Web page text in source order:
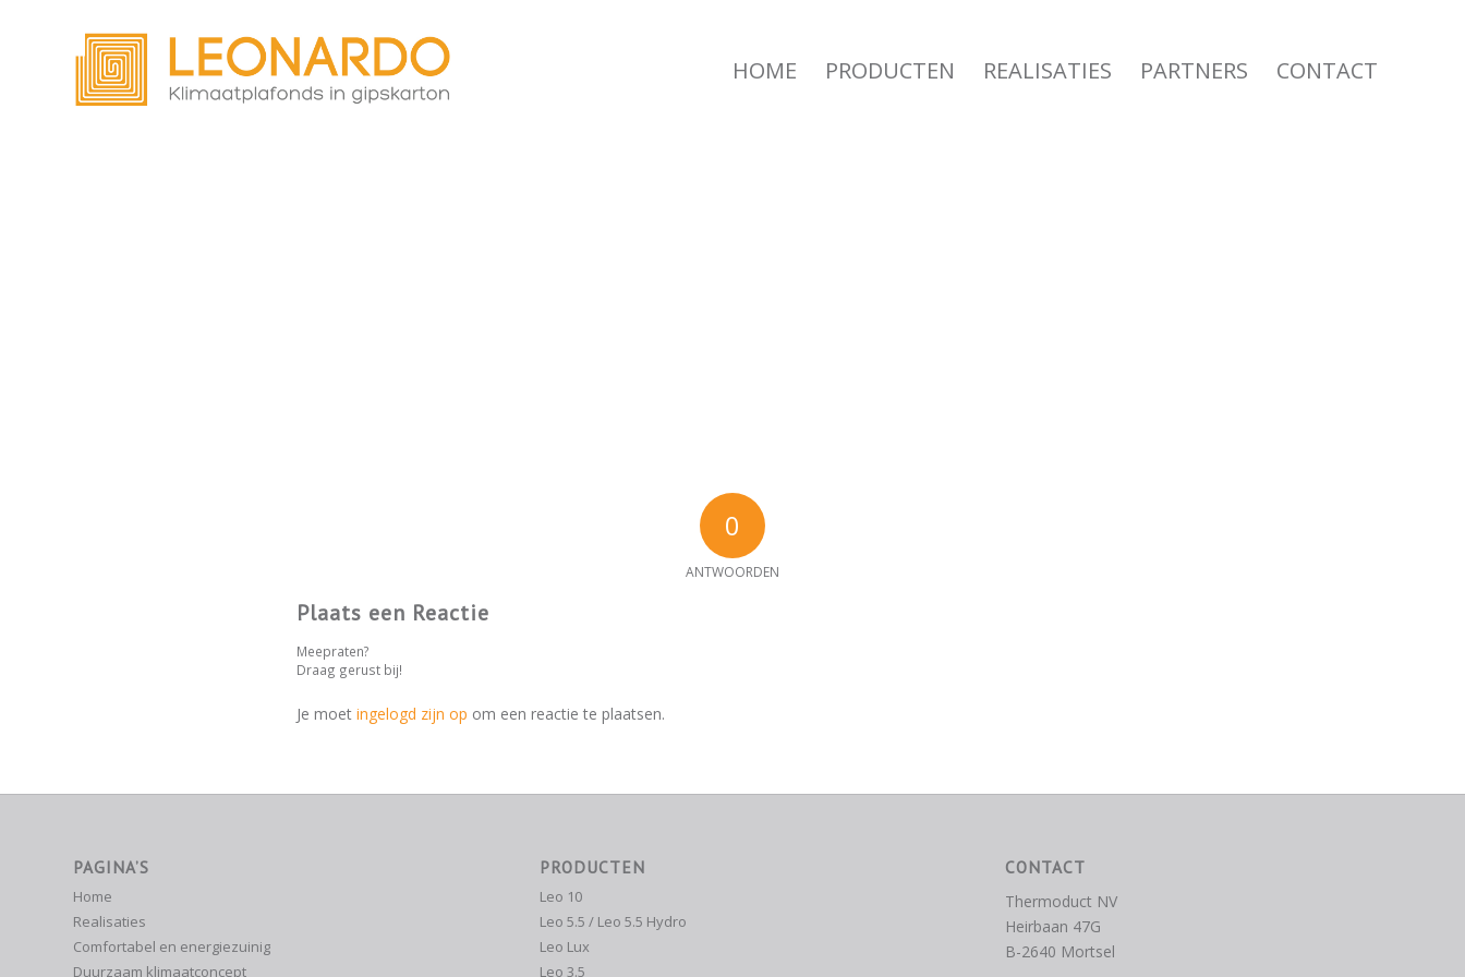
HOME PRODUCTEN REALISATIES PARTNERS CONTACT
0
ANTWOORDEN
Plaats een Reactie
Meepraten?
Draag gerust bij!
Je moet ingelogd zijn op om een reactie te plaatsen.
PAGINA’S
Home
Realisaties
Comfortabel en energiezuinig
Duurzaam klimaatconcept
PRODUCTEN
Leo 10
Leo 5.5 / Leo 5.5 Hydro
Leo Lux
Leo 3.5
CONTACT
Thermoduct NV
Heirbaan 47G
B-2640 Mortsel